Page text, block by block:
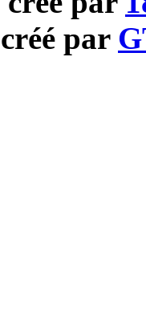
créé par